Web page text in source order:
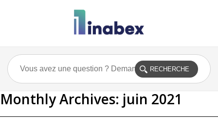
Monthly Archives: juin 2021